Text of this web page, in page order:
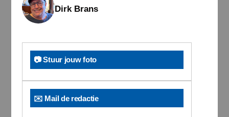
Dirk Brans
📷 Stuur jouw foto
✉️ Mail de redactie